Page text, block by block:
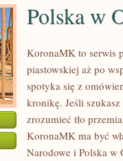
Polska w
KoronaMK to serwis
piastowskiej aż po
spotyka się z
kronikę. Jeśli
zrozumieć tło
KoronaMK ma być
Narodowe i Polska w